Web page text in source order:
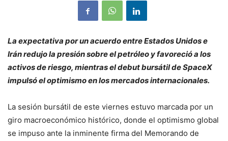
La expectativa por un acuerdo entre Estados Unidos e
Irán redujo la presión sobre el petróleo y favoreció a los
activos de riesgo, mientras el debut bursátil de SpaceX
impulsó el optimismo en los mercados internacionales.
La sesión bursátil de este viernes estuvo marcada por un
giro macroeconómico histórico, donde el optimismo global
se impuso ante la inminente firma del Memorando de